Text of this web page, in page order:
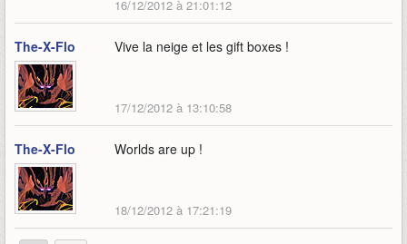
16/12/2012 à 21:01:12
The-X-Flo Vive la neige et les gift boxes !
17/12/2012 à 13:10:58
The-X-Flo Worlds are up !
18/12/2012 à 17:21:19